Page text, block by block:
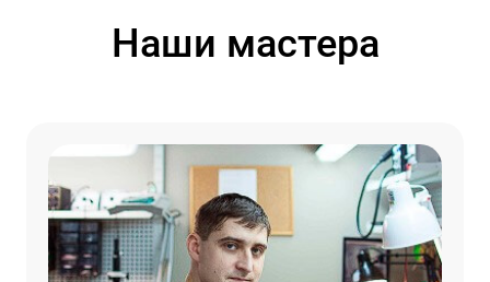
Наши мастера